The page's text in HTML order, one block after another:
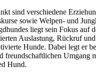
sind verschiedene
sowie Welpen- und
liegt sein Fokus auf
Auslastung, Rückruf
Hunde. Dabei legt er
freundschaftlichen Umgang
Hund.